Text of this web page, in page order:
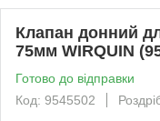
Клапан донний
75мм WIRQUIN
Готово до відправки
Код: 9545502